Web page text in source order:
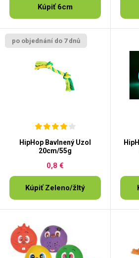
Kúpiť 6cm
po objednání do 7 dnů
HipHop Bavlnený Uzol
20cm/55g
0,8 €
Kúpiť Zeleno/žltý